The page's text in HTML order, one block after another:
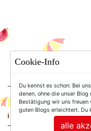
For
Cookie-Info
Du kennst es schon: Bei
denen, ohne die unser
Bestätigung wir uns freuen
guten Blogs erleichtert. Du
alle